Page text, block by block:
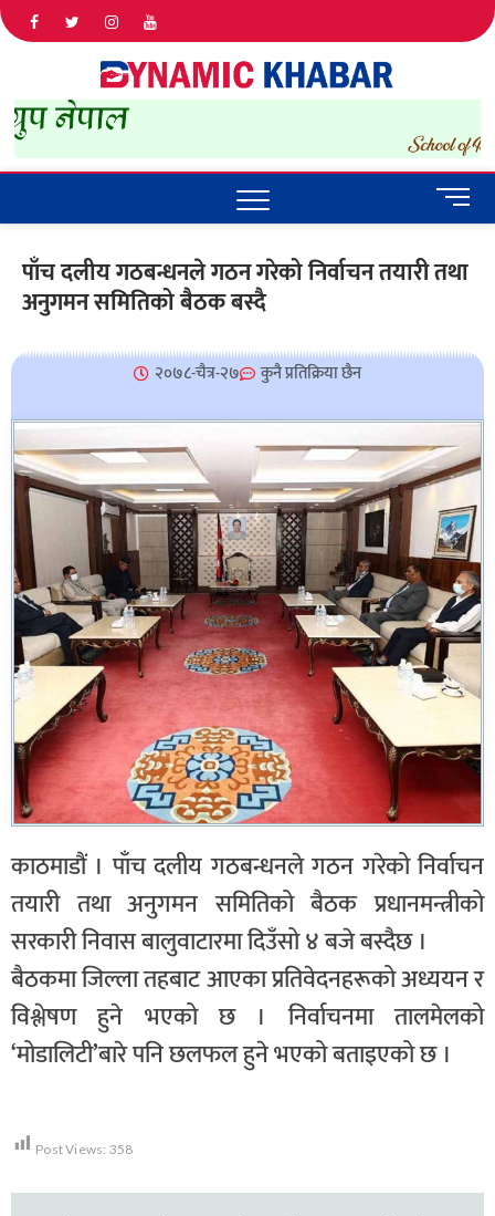
IN NEPAL
M
e
u
n
पाँच दलीय गठबन्धनले गठन गरेको निर्वाचन तयारी तथा
अनुगमन समितिको बैठक बस्दै
२०७८-चैत्र-२७ कुनै प्रतिक्रिया छैन
काठमाडौं । पाँच दलीय गठबन्धनले गठन गरेको निर्वाचन
तयारी तथा अनुगमन समितिको बैठक प्रधानमन्त्रीको
सरकारी निवास बालुवाटारमा दिउँसो ४ बजे बस्दैछ ।
बैठकमा जिल्ला तहबाट आएका प्रतिवेदनहरूको अध्ययन र
विश्लेषण हुने भएको छ । निर्वाचनमा तालमेलको
‘मोडालिटी’बारे पनि छलफल हुने भएको बताइएको छ ।
Post Views: 358